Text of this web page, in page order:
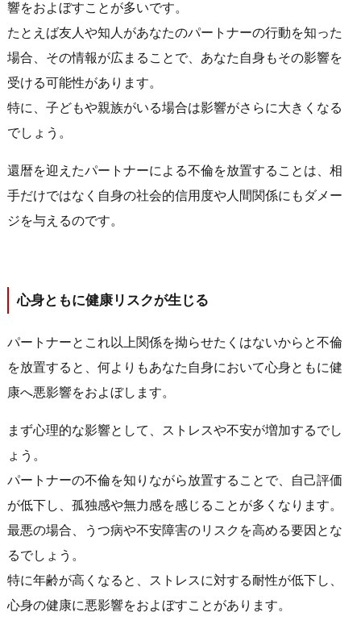
響をおよぼすことが多いです。
たとえば友人や知人があなたのパートナーの行動を知った
場合、その情報が広まることで、あなた自身もその影響を
受ける可能性があります。
特に、子どもや親族がいる場合は影響がさらに大きくなる
でしょう。
還暦を迎えたパートナーによる不倫を放置することは、相
手だけではなく自身の社会的信用度や人間関係にもダメー
ジを与えるのです。
心身ともに健康リスクが生じる
パートナーとこれ以上関係を拗らせたくはないからと不倫
を放置すると、何よりもあなた自身において心身ともに健
康へ悪影響をおよぼします。
まず心理的な影響として、ストレスや不安が増加するでし
ょう。
パートナーの不倫を知りながら放置することで、自己評価
が低下し、孤独感や無力感を感じることが多くなります。
最悪の場合、うつ病や不安障害のリスクを高める要因とな
るでしょう。
特に年齢が高くなると、ストレスに対する耐性が低下し、
心身の健康に悪影響をおよぼすことがあります。